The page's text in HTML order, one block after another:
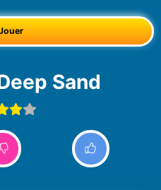
Sand